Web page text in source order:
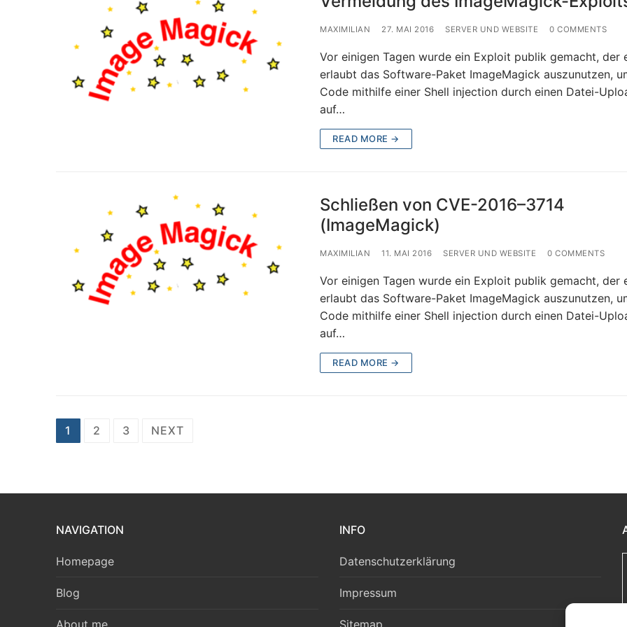
MAXIMILIAN 27. MAI 2016 SERVER UND WEBSITE 0 COMMENTS
Vor einigen Tagen wurde ein Exploit publik gemacht, der
erlaubt das Software-Paket ImageMagick auszunutzen,
Code mithilfe einer Shell injection durch einen Datei-
auf…
READ MORE →
Schließen von CVE-2016–3714
(ImageMagick)
MAXIMILIAN 11. MAI 2016 SERVER UND WEBSITE 0 COMMENTS
Vor einigen Tagen wurde ein Exploit publik gemacht, der
erlaubt das Software-Paket ImageMagick auszunutzen,
Code mithilfe einer Shell injection durch einen Datei-
auf…
READ MORE →
Seitennummerierung
Beiträge
1 2 3 NEXT
NAVIGATION
Homepage
Blog
INFO
Datenschutzerklärung
Impressum